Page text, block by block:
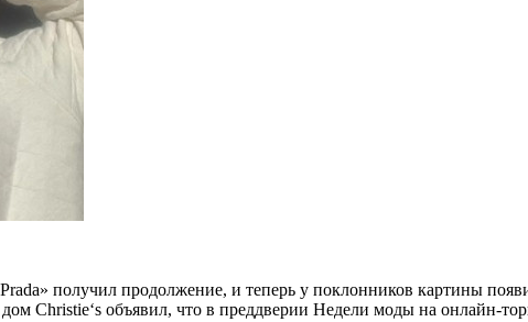
получил продолжение, и теперь у поклонников картины
Christie‘s объявил, что в преддверии Недели моды на онлайн-